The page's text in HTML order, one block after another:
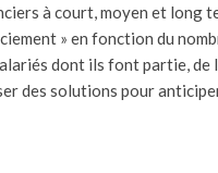
à court, moyen et long
» en fonction du
dont ils font partie,
des solutions pour